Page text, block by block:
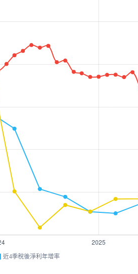
近4季稅後淨利年增率